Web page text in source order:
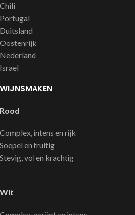
Chili
Portugal
Duitsland
Oostenrijk
Nederland
Israel
WIJNSMAKEN
Rood
Complex, intens en rijk
Soepel en fruitig
Stevig, vol en krachtig
Wit